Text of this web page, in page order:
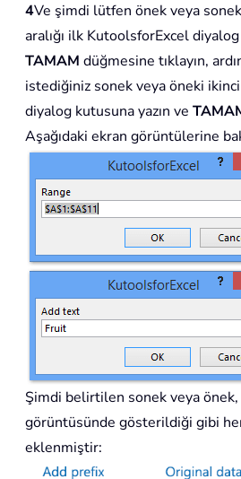
4Ve şimdi lütfen önek veya
aralığı ilk KutoolsforExcel
TAMAM düğmesine tıklayın,
istediğiniz sonek veya öneki ikinci
diyalog kutusuna yazın ve
Aşağıdaki ekran görüntülerine
Şimdi belirtilen sonek veya önek,
görüntüsünde gösterildiği gibi
eklenmiştir: